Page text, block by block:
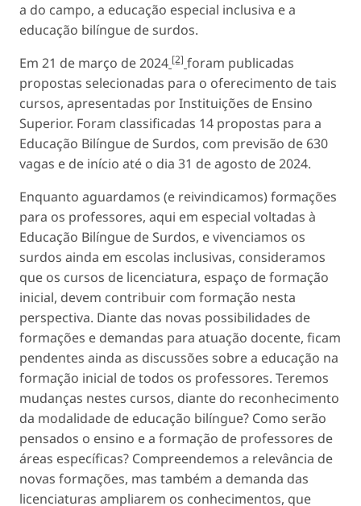
a do campo, a educação especial inclusiva e a
educação bilíngue de surdos.
Em 21 de março de 2024 [2] foram publicadas
propostas selecionadas para o oferecimento de tais
cursos, apresentadas por Instituições de Ensino
Superior. Foram classificadas 14 propostas para a
Educação Bilíngue de Surdos, com previsão de 630
vagas e de início até o dia 31 de agosto de 2024.
Enquanto aguardamos (e reivindicamos) formações
para os professores, aqui em especial voltadas à
Educação Bilíngue de Surdos, e vivenciamos os
surdos ainda em escolas inclusivas, consideramos
que os cursos de licenciatura, espaço de formação
inicial, devem contribuir com formação nesta
perspectiva. Diante das novas possibilidades de
formações e demandas para atuação docente, ficam
pendentes ainda as discussões sobre a educação na
formação inicial de todos os professores. Teremos
mudanças nestes cursos, diante do reconhecimento
da modalidade de educação bilíngue? Como serão
pensados o ensino e a formação de professores de
áreas específicas? Compreendemos a relevância de
novas formações, mas também a demanda das
licenciaturas ampliarem os conhecimentos, que